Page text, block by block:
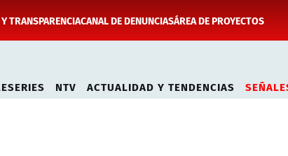
TRANSPARENCIACANAL DE DENUNCIASÁREA DE PROYECTOS
NTV ACTUALIDAD Y TENDENCIAS